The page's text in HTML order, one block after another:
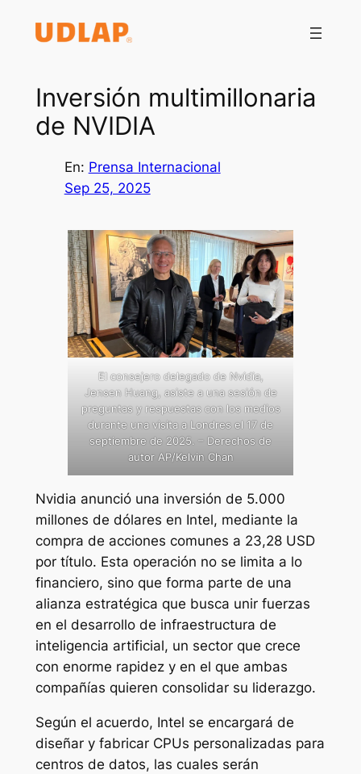
Inversión multimillonaria
de NVIDIA
En: Prensa Internacional
Sep 25, 2025
El consejero delegado de Nvidia,
Jensen Huang, asiste a una sesión de
preguntas y respuestas con los medios
durante una visita a Londres el 17 de
septiembre de 2025. – Derechos de
autor AP/Kelvin Chan
Nvidia anunció una inversión de 5.000
millones de dólares en Intel, mediante la
compra de acciones comunes a 23,28 USD
por título. Esta operación no se limita a lo
financiero, sino que forma parte de una
alianza estratégica que busca unir fuerzas
en el desarrollo de infraestructura de
inteligencia artificial, un sector que crece
con enorme rapidez y en el que ambas
compañías quieren consolidar su liderazgo.
Según el acuerdo, Intel se encargará de
diseñar y fabricar CPUs personalizadas para
centros de datos, las cuales serán